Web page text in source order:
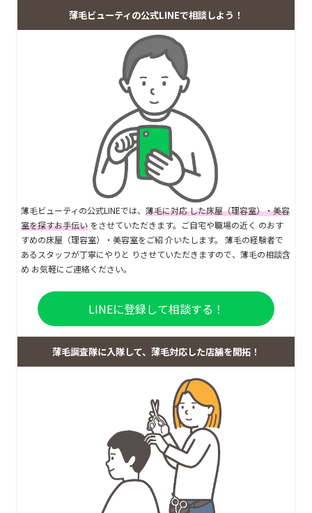
薄毛ビューティの公式LINEで相談しよう！
薄毛ビューティの公式LINEでは、 薄毛に対応 した床屋（理容室）・美容
室を探すお手伝い をさせていただきます。ご自宅や職場の近く のおす
すめの床屋（理容室）・美容室をご紹 介いたします。 薄毛の経験者で
あるスタッフが丁寧にやりと りさせていただきますので、薄毛の相談含
め お気軽にご連絡ください。
LINEに登録して相談する！
薄毛調査隊に入隊して、薄毛対応した店舗を開拓！